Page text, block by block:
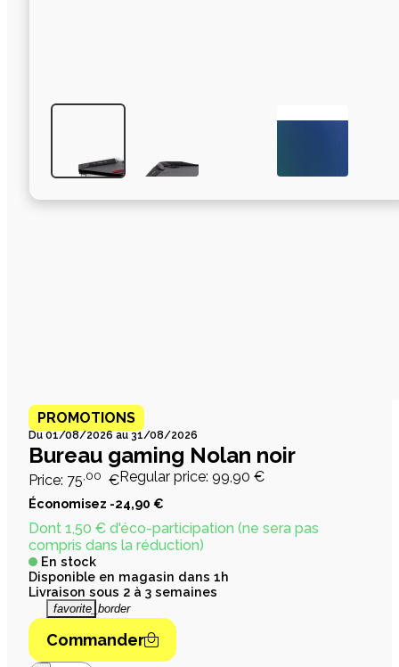
PROMOTIONS
Du 01/08/2026 au 31/08/2026
Bureau gaming Nolan noir
Price: 75 ,00 €Regular price: 99,90 €
Économisez -24,90 €
Dont 1,50 € d'éco-participation (ne sera pas
compris dans la réduction)
En stock
Disponible en magasin dans 1h
Livraison sous 2 à 3 semaines
favorite_border
Commander